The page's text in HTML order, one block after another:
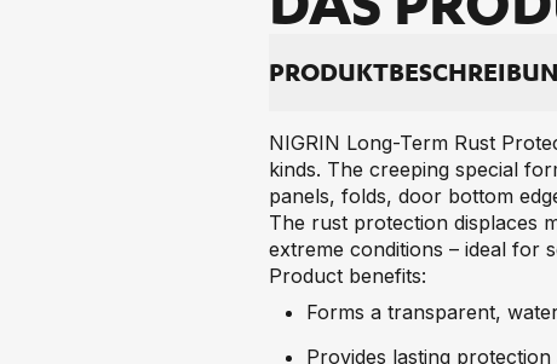
NIGRIN Long-Term Rust
kinds. The creeping special
panels, folds, door bottom
The rust protection displaces
extreme conditions – ideal for
Product benefits:
Forms a transparent,
Provides lasting